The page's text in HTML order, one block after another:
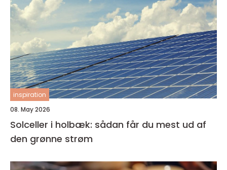
inspiration
08. May 2026
Solceller i holbæk: sådan får du mest ud af
den grønne strøm